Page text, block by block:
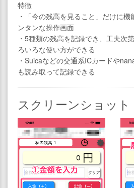
特徴
・「今の残高を見ること」だけに
ンタンな操作画面
・5種類の残高を記録でき、工夫次
ろいろな使い方ができる
・Suicaなどの交通系ICカードや
も読み取って記録できる
スクリーンショット